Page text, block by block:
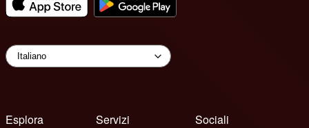
Esplora
Servizi
Sociali